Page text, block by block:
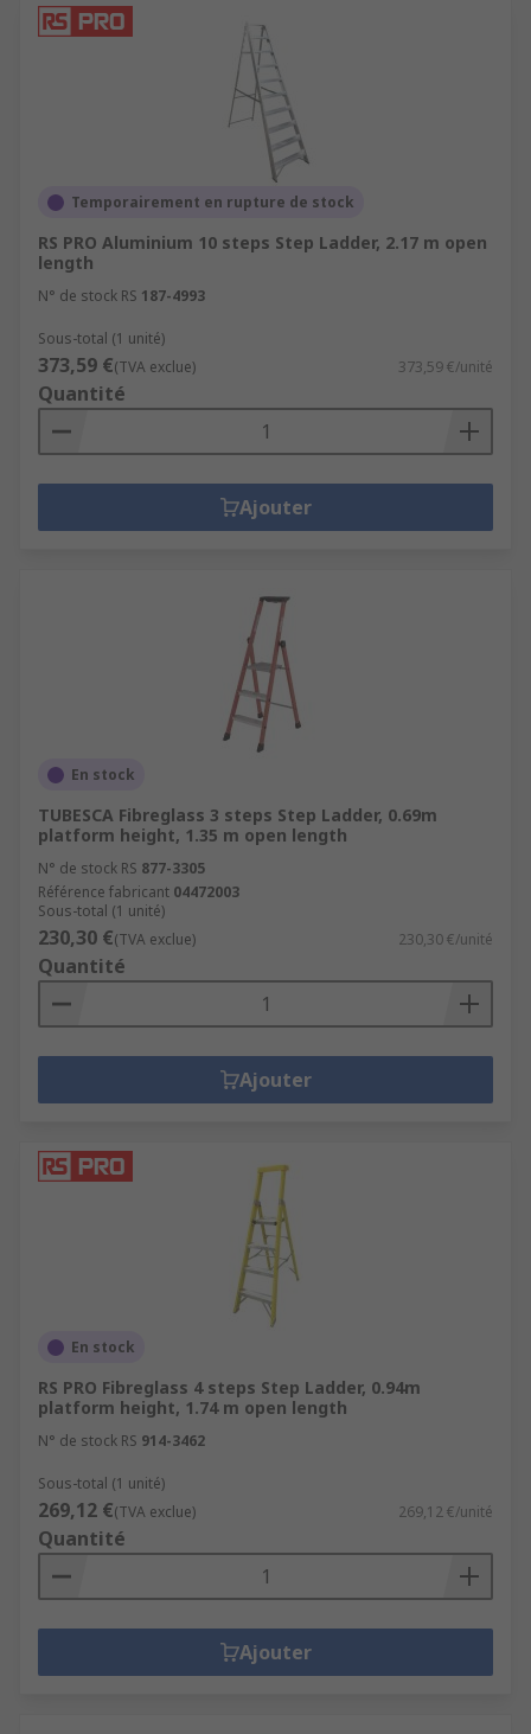
Temporairement en rupture de stock
RS PRO Aluminium 10 steps Step Ladder, 2.17 m open
length
N° de stock RS 187-4993
Sous-total (1 unité)
373,59 €(TVA exclue) 373,59 €/unité
Quantité
Ajouter
En stock
TUBESCA Fibreglass 3 steps Step Ladder, 0.69m
platform height, 1.35 m open length
N° de stock RS 877-3305
Référence fabricant 04472003
Sous-total (1 unité)
230,30 €(TVA exclue) 230,30 €/unité
Quantité
Ajouter
En stock
RS PRO Fibreglass 4 steps Step Ladder, 0.94m
platform height, 1.74 m open length
N° de stock RS 914-3462
Sous-total (1 unité)
269,12 €(TVA exclue) 269,12 €/unité
Quantité
Ajouter